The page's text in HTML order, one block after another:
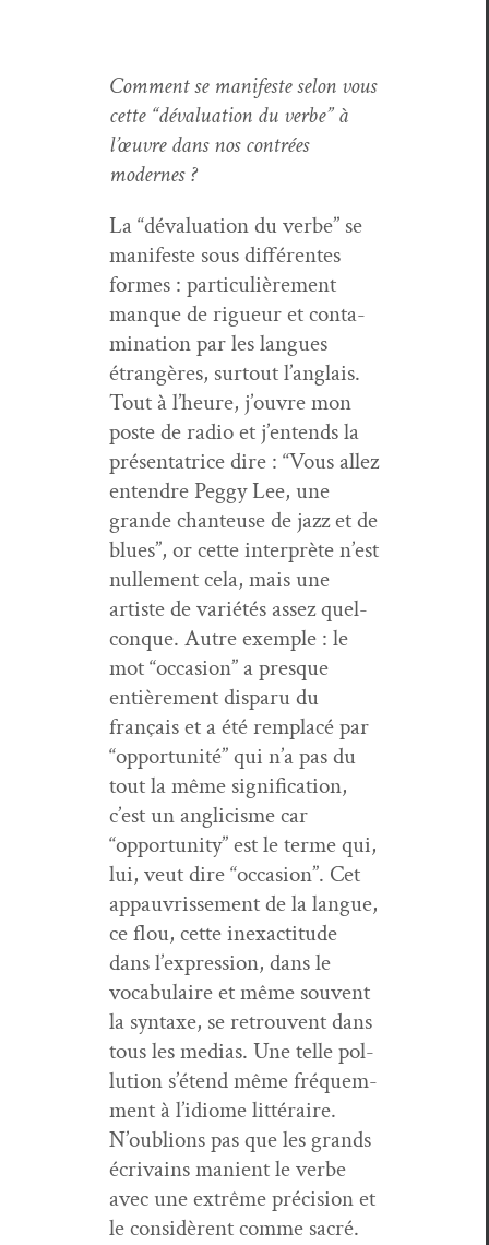
Com­ment se man­i­feste selon vous
cette “déval­u­a­tion du verbe” à
l’œuvre dans nos con­trées
modernes ?
La “déval­u­a­tion du verbe” se
man­i­feste sous dif­férentes
formes : par­ti­c­ulière­ment
manque de rigueur et con­t­a­
m­i­na­tion par les langues
étrangères, surtout l’anglais.
Tout à l’heure, j’ou­vre mon
poste de radio et j’en­tends la
présen­ta­trice dire : “Vous allez
enten­dre Peg­gy Lee, une
grande chanteuse de jazz et de
blues”, or cette inter­prète n’est
nulle­ment cela, mais une
artiste de var­iétés assez quel­
conque. Autre exem­ple : le
mot “occa­sion” a presque
entière­ment dis­paru du
français et a été rem­placé par
“oppor­tu­nité” qui n’a pas du
tout la même sig­ni­fi­ca­tion,
c’est un angli­cisme car
“oppor­tu­ni­ty” est le terme qui,
lui, veut dire “occa­sion”. Cet
appau­vrisse­ment de la langue,
ce flou, cette inex­ac­ti­tude
dans l’ex­pres­sion, dans le
vocab­u­laire et même sou­vent
la syn­taxe, se retrou­vent dans
tous les medias. Une telle pol­
lu­tion s’é­tend même fréquem­
ment à l’id­iome lit­téraire.
N’ou­blions pas que les grands
écrivains manient le verbe
avec une extrême pré­ci­sion et
le con­sid­èrent comme sacré.